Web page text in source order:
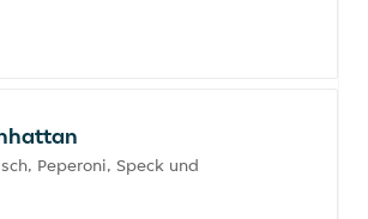
Peperoni, Speck und